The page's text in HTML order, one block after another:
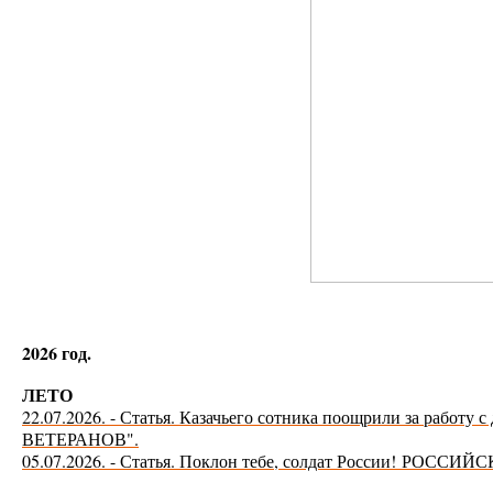
2026 год.
ЛЕТО
22.07.2026. - Статья. Казачьего сотника поощрили за работу
ВЕТЕРАНОВ".
05.07.2026. - Статья. Поклон тебе, солдат России!